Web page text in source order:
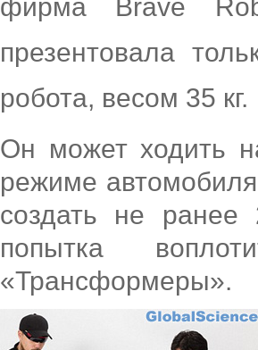
фирма Brave
презентовала
робота, весом 35 кг.
Он может ходить
режиме
создать не
попытка
«Трансформеры».